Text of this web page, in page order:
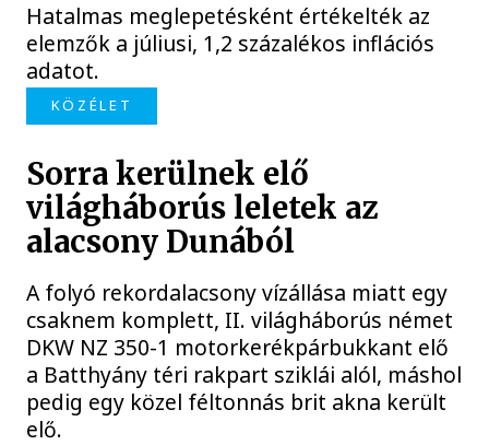
Hatalmas meglepetésként értékelték az
elemzők a júliusi, 1,2 százalékos inflációs
adatot.
KÖZÉLET
Sorra kerülnek elő
világháborús leletek az
alacsony Dunából
A folyó rekordalacsony vízállása miatt egy
csaknem komplett, II. világháborús német
DKW NZ 350-1 motorkerékpárbukkant elő
a Batthyány téri rakpart sziklái alól, máshol
pedig egy közel féltonnás brit akna került
elő.